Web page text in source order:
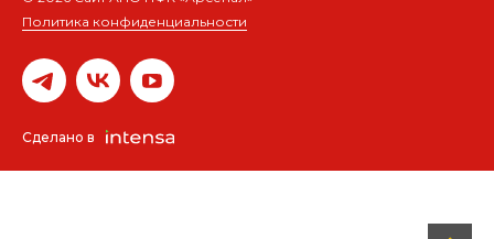
Политика конфиденциальности
Сделано в